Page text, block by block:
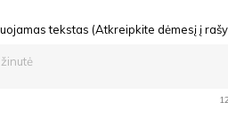
tekstas (Atkreipkite dėmesį į